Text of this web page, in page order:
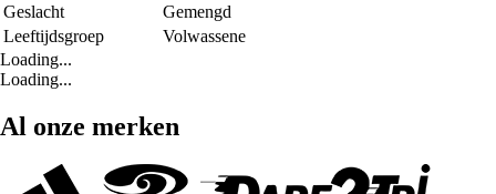
Geslacht
Gemengd
Leeftijdsgroep
Volwassene
Loading...
Loading...
Al onze merken